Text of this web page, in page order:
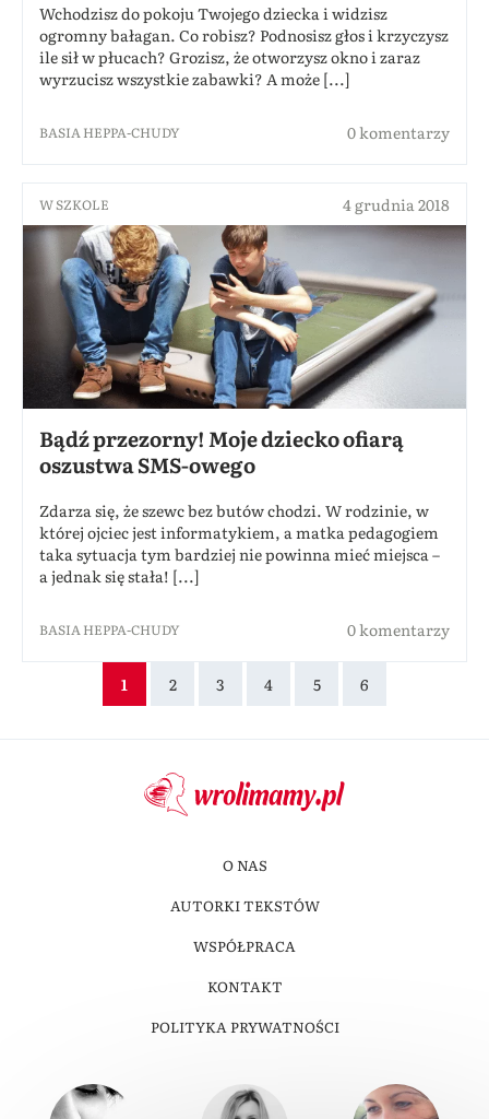
Wchodzisz do pokoju Twojego dziecka i widzisz
ogromny bałagan. Co robisz? Podnosisz głos i krzyczysz
ile sił w płucach? Grozisz, że otworzysz okno i zaraz
wyrzucisz wszystkie zabawki? A może [...]
BASIA HEPPA-CHUDY 0 komentarzy
W SZKOLE 4 grudnia 2018
Bądź przezorny! Moje dziecko ofiarą
oszustwa SMS-owego
Zdarza się, że szewc bez butów chodzi. W rodzinie, w
której ojciec jest informatykiem, a matka pedagogiem
taka sytuacja tym bardziej nie powinna mieć miejsca –
a jednak się stała! [...]
BASIA HEPPA-CHUDY 0 komentarzy
1 2 3 4 5 6
O NAS
AUTORKI TEKSTÓW
WSPÓŁPRACA
KONTAKT
POLITYKA PRYWATNOŚCI